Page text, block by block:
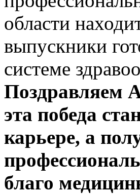
области
выпускники
системе
Поздравляем
эта победа
карьере, а
благо